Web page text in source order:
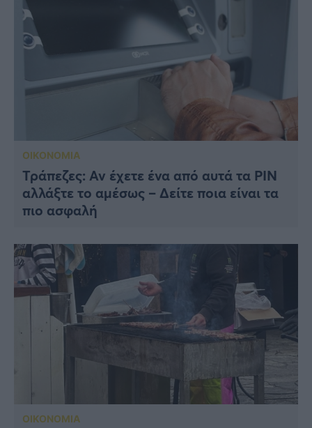
ΟΙΚΟΝΟΜΙΑ
Τράπεζες: Αν έχετε ένα από αυτά τα PIN
αλλάξτε το αμέσως – Δείτε ποια είναι τα
πιο ασφαλή
ΟΙΚΟΝΟΜΙΑ